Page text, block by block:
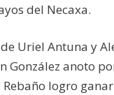
del Necaxa.
Uriel Antuna y
González anoto
logro